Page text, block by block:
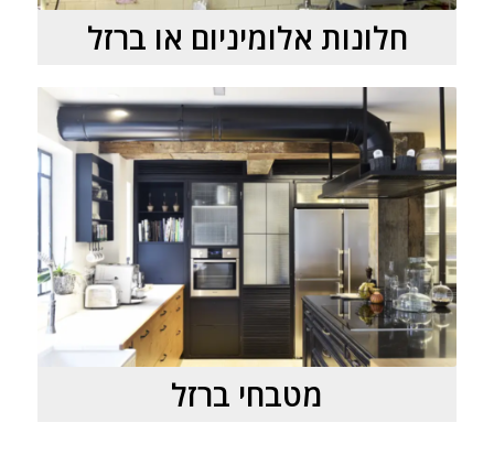
חלונות אלומיניום או ברזל
מטבחי ברזל